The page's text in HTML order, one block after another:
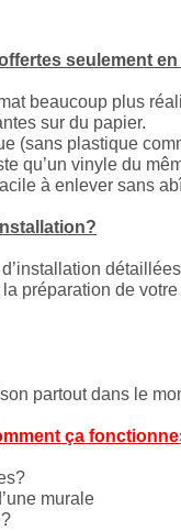
seulement
beaucoup plus
sur du papier.
(sans plastique
qu’un vinyle du
à enlever sans
préparation de
partout dans le
ça fonctionne
murale